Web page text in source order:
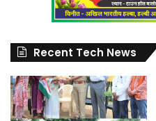
Recent Tech News